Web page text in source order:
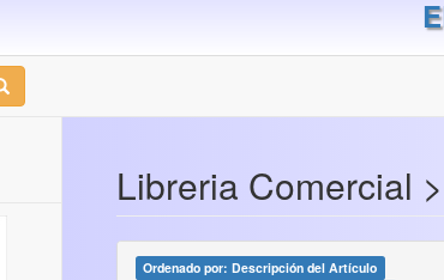
Libreria Comercial
Ordenado por: Descripción del Artículo